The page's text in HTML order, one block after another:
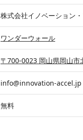
株式会社イノベーション
ワンダーウォール
〒700-0023 岡山県岡山
info@innovation-accel.jp
無料